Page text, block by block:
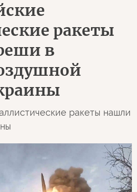
ракеты
в
ракеты нашли